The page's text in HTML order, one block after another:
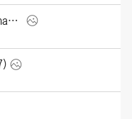
람보르기니 Revuelto Miura 60 Homage (2026)